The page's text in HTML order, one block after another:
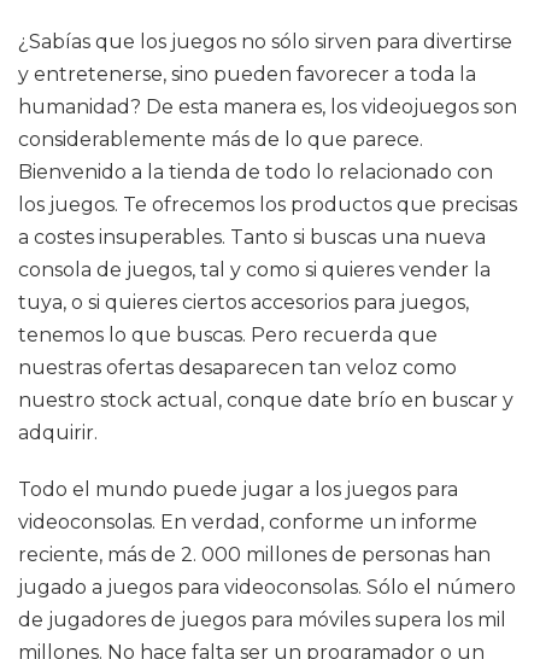
¿Sabías que los juegos no sólo sirven para divertirse
y entretenerse, sino pueden favorecer a toda la
humanidad? De esta manera es, los videojuegos son
considerablemente más de lo que parece.
Bienvenido a la tienda de todo lo relacionado con
los juegos. Te ofrecemos los productos que precisas
a costes insuperables. Tanto si buscas una nueva
consola de juegos, tal y como si quieres vender la
tuya, o si quieres ciertos accesorios para juegos,
tenemos lo que buscas. Pero recuerda que
nuestras ofertas desaparecen tan veloz como
nuestro stock actual, conque date brío en buscar y
adquirir.
Todo el mundo puede jugar a los juegos para
videoconsolas. En verdad, conforme un informe
reciente, más de 2. 000 millones de personas han
jugado a juegos para videoconsolas. Sólo el número
de jugadores de juegos para móviles supera los mil
millones. No hace falta ser un programador o un